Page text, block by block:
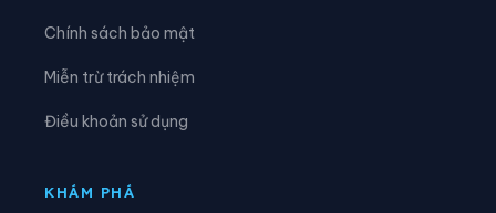
Xã Minh Thọ
Chính sách bảo mật
Miễn trừ trách nhiệm
Điều khoản sử dụng
KHÁM PHÁ